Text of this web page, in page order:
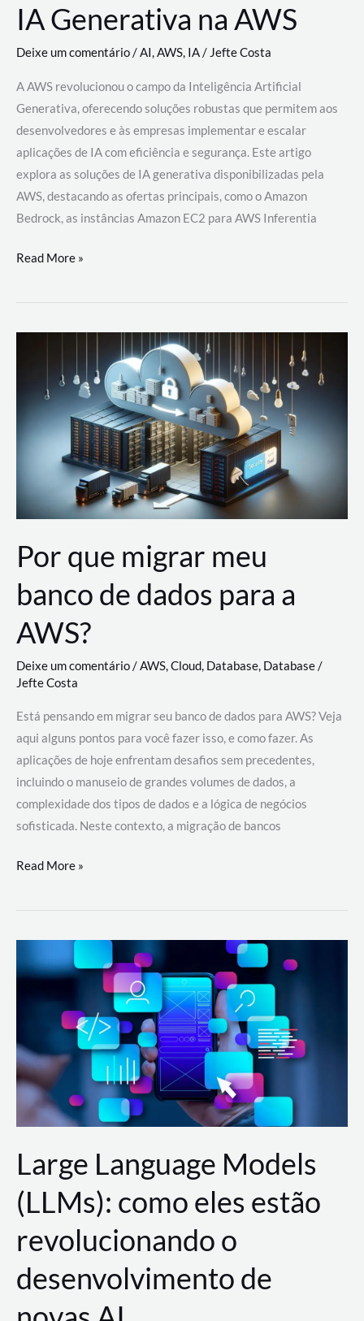
IA Generativa na AWS
Deixe um comentário/AI,AWS, IA/Jefte Costa
A AWS revolucionou o campo da Inteligência Artificial
Generativa, oferecendo soluções robustas que permitem aos
desenvolvedores e às empresas implementar e escalar
aplicações de IA com eficiência e segurança. Este artigo
explora as soluções de IA generativa disponibilizadas pela
AWS, destacando as ofertas principais, como o Amazon
Bedrock, as instâncias Amazon EC2 para AWS Inferentia
Utilizando
Soluções
AWS
Read More »
Por que migrar meu
banco de dados para a
AWS?
Deixe um comentário/AWS,Cloud, Database, Database/
Jefte Costa
Está pensando em migrar seu banco de dados para AWS? Veja
aqui alguns pontos para você fazer isso, e como fazer. As
aplicações de hoje enfrentam desafios sem precedentes,
incluindo o manuseio de grandes volumes de dados, a
complexidade dos tipos de dados e a lógica de negócios
sofisticada. Neste contexto, a migração de bancos
Por
migrar
de
a
AWS?
Read More »
Large Language Models
(LLMs): como eles estão
revolucionando o
desenvolvimento de